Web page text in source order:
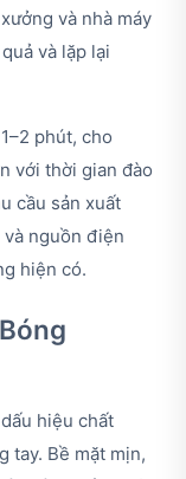
và nhà máy
và lặp lại
phút, cho
với thời gian đào
cầu sản xuất
và nguồn điện
hiện có.
hiệu chất
tay. Bề mặt mịn,